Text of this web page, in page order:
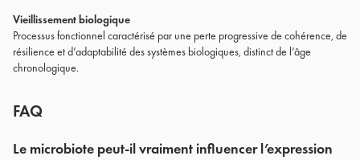
Vieillissement biologique
Processus fonctionnel caractérisé par une perte progressive de cohérence, de
résilience et d’adaptabilité des systèmes biologiques, distinct de l’âge
chronologique.
FAQ
Le microbiote peut-il vraiment influencer l’expression